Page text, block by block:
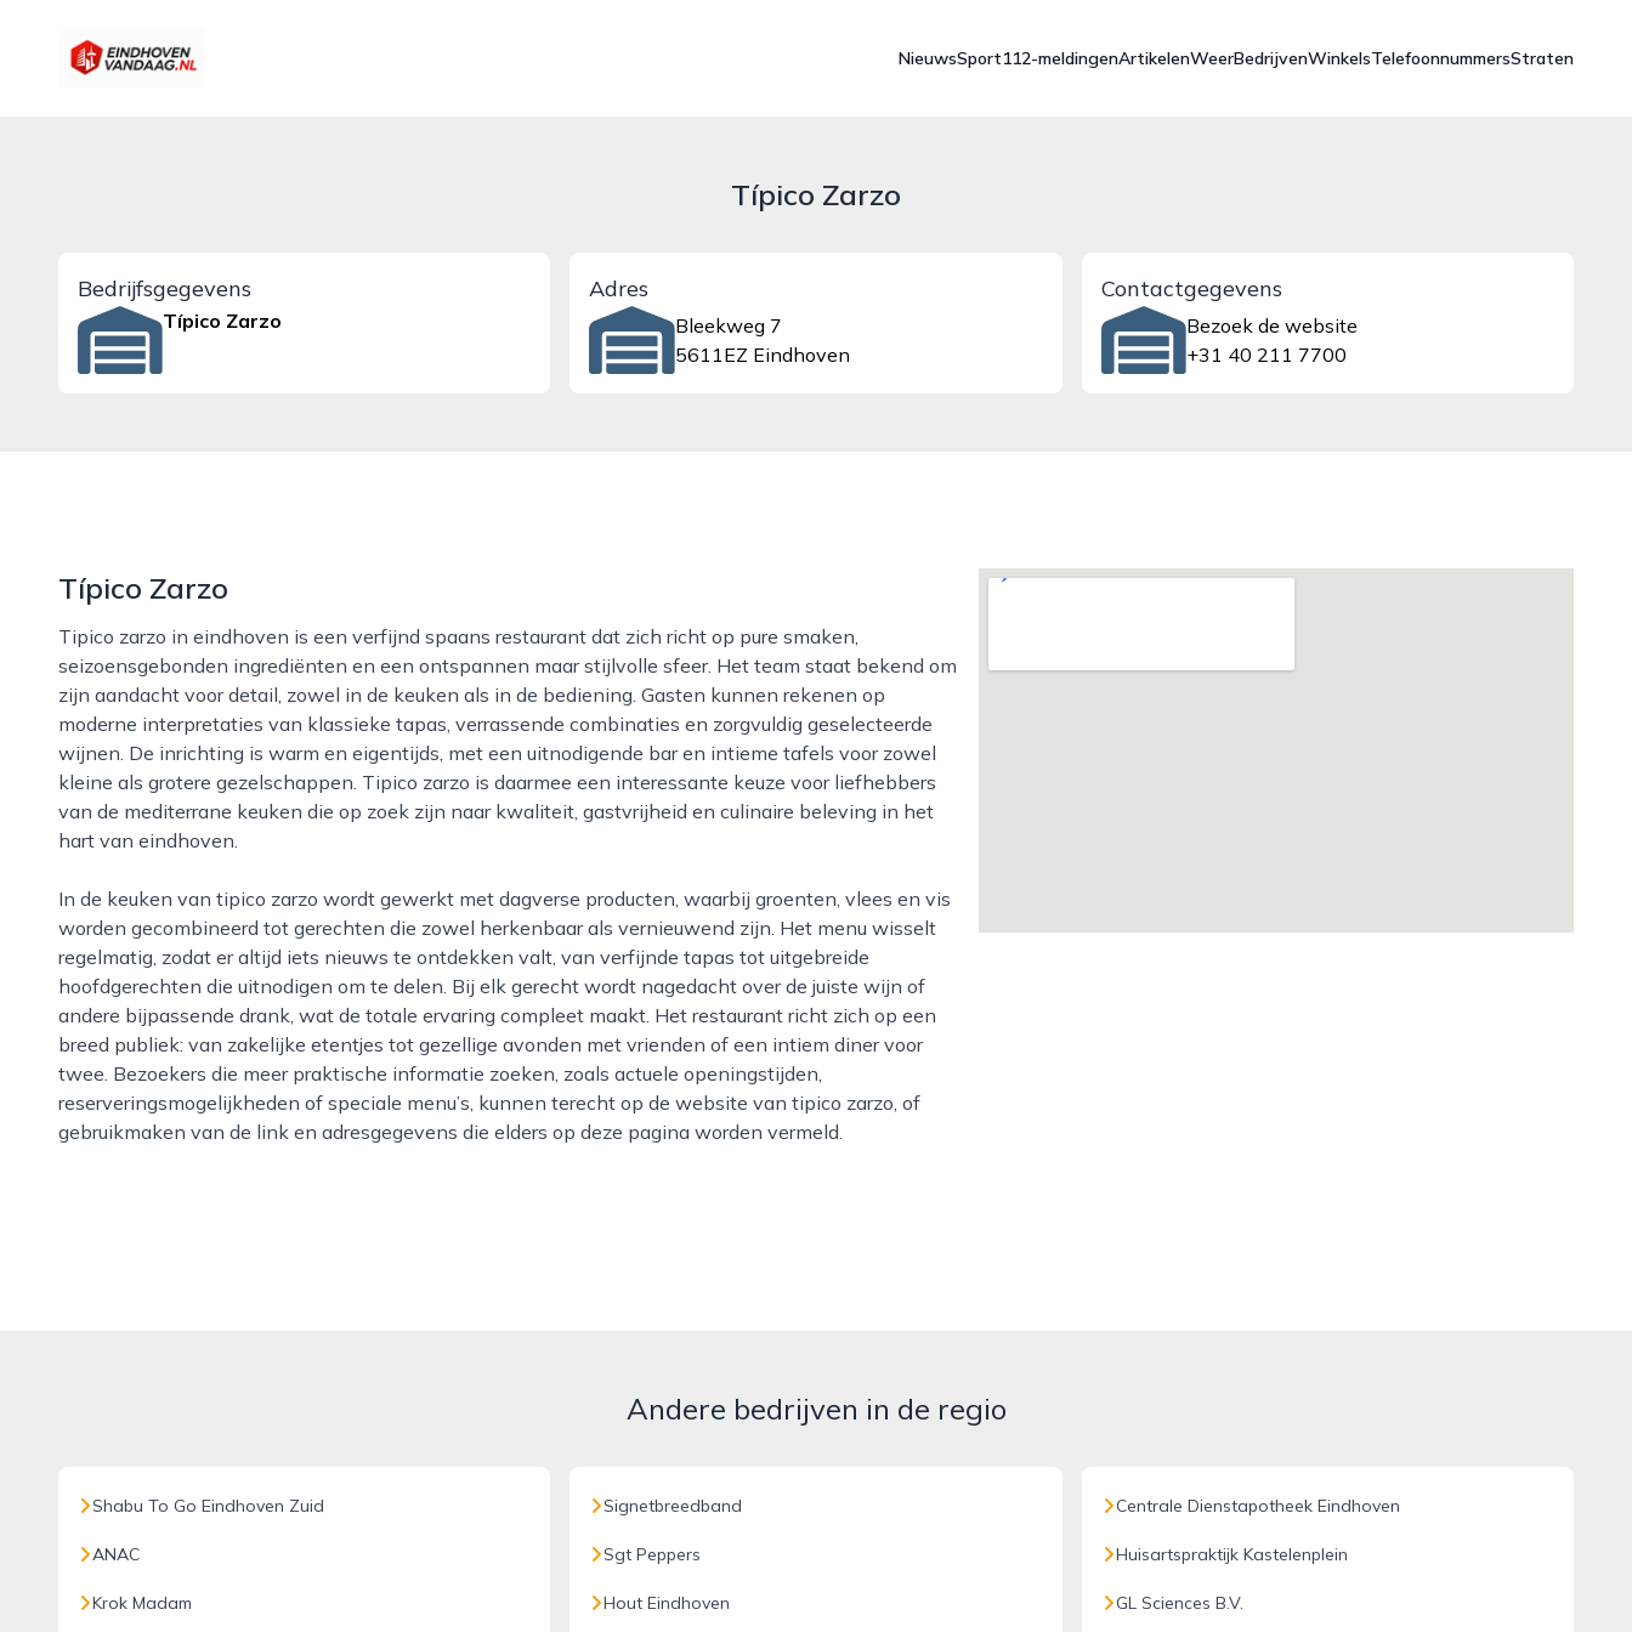
eindhovenvandaag.nl
NieuwsSport112-meldingenArtikelenWeerBedrijvenWinkelsTelefoonnummersStraten
Típico Zarzo
Bedrijfsgegevens
Típico Zarzo
Adres
Bleekweg 7
5611EZ Eindhoven
Contactgegevens
Bezoek de website
+31 40 211 7700
Típico Zarzo
Tipico zarzo in eindhoven is een verfijnd spaans restaurant dat zich richt op pure smaken,
seizoensgebonden ingrediënten en een ontspannen maar stijlvolle sfeer. Het team staat bekend om
zijn aandacht voor detail, zowel in de keuken als in de bediening. Gasten kunnen rekenen op
moderne interpretaties van klassieke tapas, verrassende combinaties en zorgvuldig geselecteerde
wijnen. De inrichting is warm en eigentijds, met een uitnodigende bar en intieme tafels voor zowel
kleine als grotere gezelschappen. Tipico zarzo is daarmee een interessante keuze voor liefhebbers
van de mediterrane keuken die op zoek zijn naar kwaliteit, gastvrijheid en culinaire beleving in het
hart van eindhoven.
In de keuken van tipico zarzo wordt gewerkt met dagverse producten, waarbij groenten, vlees en vis
worden gecombineerd tot gerechten die zowel herkenbaar als vernieuwend zijn. Het menu wisselt
regelmatig, zodat er altijd iets nieuws te ontdekken valt, van verfijnde tapas tot uitgebreide
hoofdgerechten die uitnodigen om te delen. Bij elk gerecht wordt nagedacht over de juiste wijn of
andere bijpassende drank, wat de totale ervaring compleet maakt. Het restaurant richt zich op een
breed publiek: van zakelijke etentjes tot gezellige avonden met vrienden of een intiem diner voor
twee. Bezoekers die meer praktische informatie zoeken, zoals actuele openingstijden,
reserveringsmogelijkheden of speciale menu’s, kunnen terecht op de website van tipico zarzo, of
gebruikmaken van de link en adresgegevens die elders op deze pagina worden vermeld.
Andere bedrijven in de regio
Shabu To Go Eindhoven Zuid
ANAC
Krok Madam
Signetbreedband
Sgt Peppers
Hout Eindhoven
Centrale Dienstapotheek Eindhoven
Huisartspraktijk Kastelenplein
GL Sciences B.V.